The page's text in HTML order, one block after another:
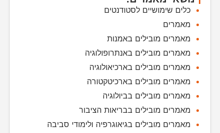
כלים שימושיים לסטודנטים
מאמרים
מאמרים מובילים באמנות
מאמרים מובילים באנתרופולוגיה
מאמרים מובילים בארכיאולוגיה
מאמרים מובילים בארכיטקטורה
מאמרים מובילים בביולוגיה
מאמרים מובילים בבריאות הציבור
מאמרים מובילים בגיאוגרפיה ולימודי סביבה